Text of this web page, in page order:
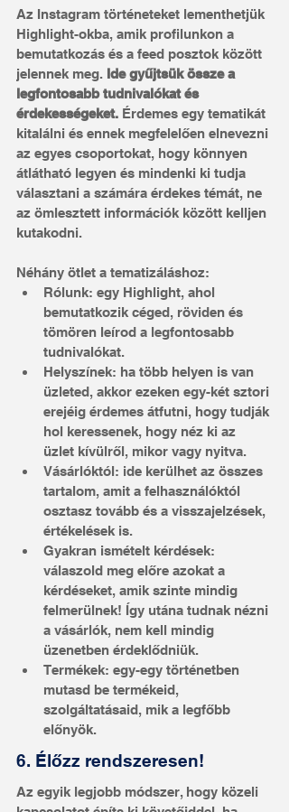
Az Instagram történeteket lementhetjük
Highlight-okba, amik profilunkon a
bemutatkozás és a feed posztok között
jelennek meg. Ide gyűjtsük össze a
legfontosabb tudnivalókat és
érdekességeket. Érdemes egy tematikát
kitalálni és ennek megfelelően elnevezni
az egyes csoportokat, hogy könnyen
átlátható legyen és mindenki ki tudja
választani a számára érdekes témát, ne
az ömlesztett információk között kelljen
kutakodni.
Néhány ötlet a tematizáláshoz:
Rólunk: egy Highlight, ahol
bemutatkozik céged, röviden és
tömören leírod a legfontosabb
tudnivalókat.
Helyszínek: ha több helyen is van
üzleted, akkor ezeken egy-két sztori
erejéig érdemes átfutni, hogy tudják
hol keressenek, hogy néz ki az
üzlet kívülről, mikor vagy nyitva.
Vásárlóktól: ide kerülhet az összes
tartalom, amit a felhasználóktól
osztasz tovább és a visszajelzések,
értékelések is.
Gyakran ismételt kérdések:
válaszold meg előre azokat a
kérdéseket, amik szinte mindig
felmerülnek! Így utána tudnak nézni
a vásárlók, nem kell mindig
üzenetben érdeklődniük.
Termékek: egy-egy történetben
mutasd be termékeid,
szolgáltatásaid, mik a legfőbb
előnyök.
6. Élőzz rendszeresen!
Az egyik legjobb módszer, hogy közeli